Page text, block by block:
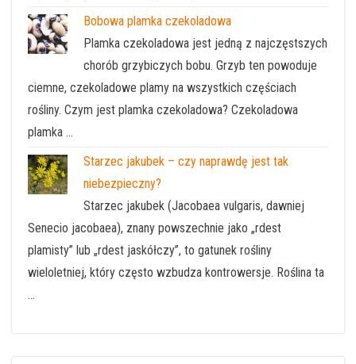
Bobowa plamka czekoladowa
Plamka czekoladowa jest jedną z najczęstszych
chorób grzybiczych bobu. Grzyb ten powoduje
ciemne, czekoladowe plamy na wszystkich częściach
rośliny. Czym jest plamka czekoladowa? Czekoladowa
plamka …
Starzec jakubek – czy naprawdę jest tak
niebezpieczny?
Starzec jakubek (Jacobaea vulgaris, dawniej
Senecio jacobaea), znany powszechnie jako „rdest
plamisty” lub „rdest jaskółczy”, to gatunek rośliny
wieloletniej, który często wzbudza kontrowersje. Roślina ta
…